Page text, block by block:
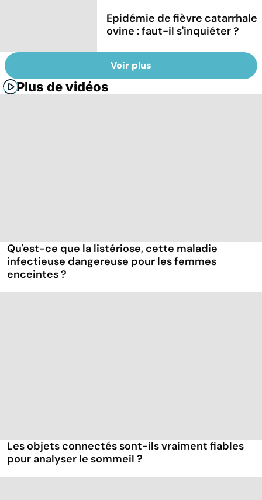
Epidémie de fièvre catarrhale
ovine : faut-il s'inquiéter ?
Voir plus
Plus de vidéos
Qu'est-ce que la listériose, cette maladie
infectieuse dangereuse pour les femmes
enceintes ?
Les objets connectés sont-ils vraiment fiables
pour analyser le sommeil ?